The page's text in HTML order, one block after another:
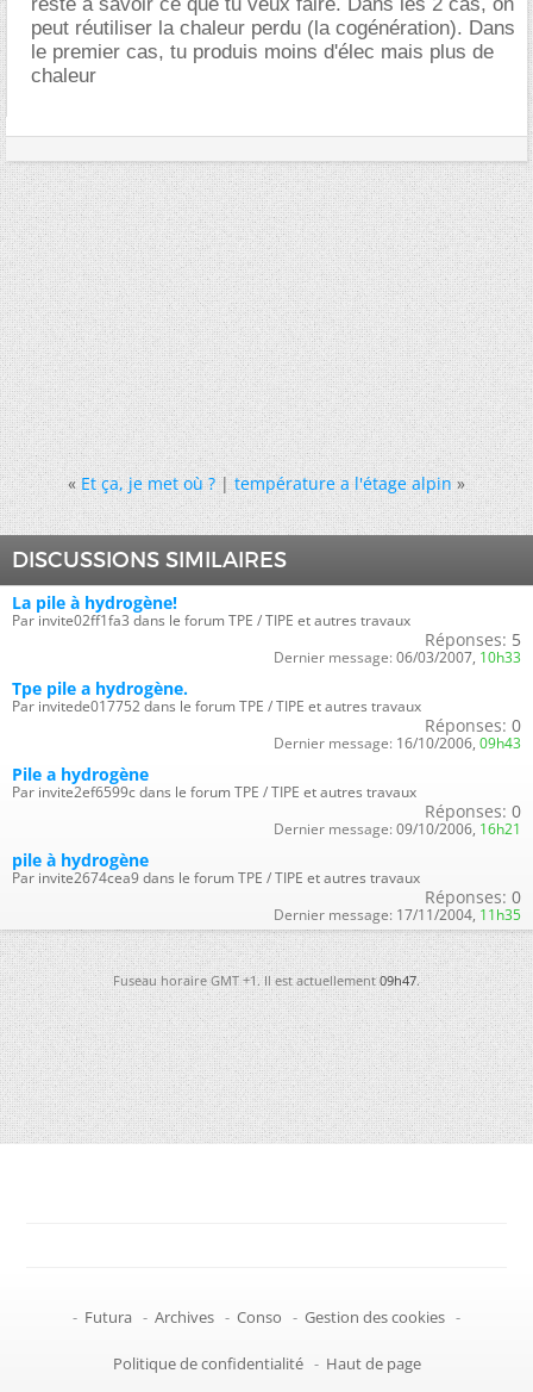
peut réutiliser la chaleur perdu (la cogénération). Dans
le premier cas, tu produis moins d'élec mais plus de
chaleur
« Et ça, je met où ?|température a l'étage alpin »
DISCUSSIONS SIMILAIRES
La pile à hydrogène!
Par invite02ff1fa3 dans le forum TPE / TIPE et autres travaux
Réponses: 5
Dernier message: 06/03/2007, 10h33
Tpe pile a hydrogène.
Par invitede017752 dans le forum TPE / TIPE et autres travaux
Réponses: 0
Dernier message: 16/10/2006, 09h43
Pile a hydrogène
Par invite2ef6599c dans le forum TPE / TIPE et autres travaux
Réponses: 0
Dernier message: 09/10/2006, 16h21
pile à hydrogène
Par invite2674cea9 dans le forum TPE / TIPE et autres travaux
Réponses: 0
Dernier message: 17/11/2004, 11h35
Fuseau horaire GMT +1. Il est actuellement09h47.
- Futura - Archives - Conso - Gestion des cookies -
Politique de confidentialité - Haut de page